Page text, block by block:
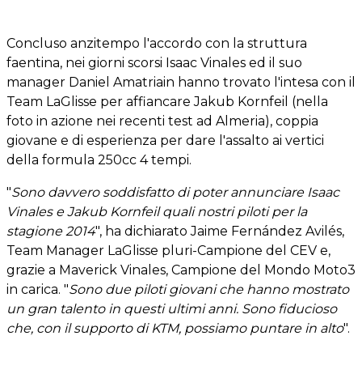
Concluso anzitempo l'accordo con la struttura
faentina, nei giorni scorsi Isaac Vinales ed il suo
manager Daniel Amatriain hanno trovato l'intesa con il
Team LaGlisse per affiancare Jakub Kornfeil (nella
foto in azione nei recenti test ad Almeria), coppia
giovane e di esperienza per dare l'assalto ai vertici
della formula 250cc 4 tempi.
"Sono davvero soddisfatto di poter annunciare Isaac
Vinales e Jakub Kornfeil quali nostri piloti per la
stagione 2014", ha dichiarato Jaime Fernández Avilés,
Team Manager LaGlisse pluri-Campione del CEV e,
grazie a Maverick Vinales, Campione del Mondo Moto3
in carica. "Sono due piloti giovani che hanno mostrato
un gran talento in questi ultimi anni. Sono fiducioso
che, con il supporto di KTM, possiamo puntare in alto".